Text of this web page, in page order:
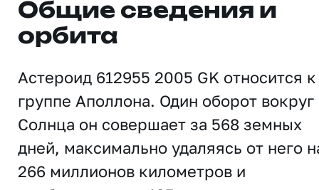
Общие сведения и
орбита
Астероид 612955 2005 GK относится к
группе Аполлона. Один оборот вокруг
Солнца он совершает за 568 земных
дней, максимально удаляясь от него
266 миллионов километров и